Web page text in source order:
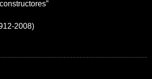
2008)